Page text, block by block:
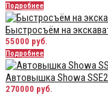
Подробнее
Быстросъём на
55000 руб.
Подробнее
Автовышка Showa
270000 руб.